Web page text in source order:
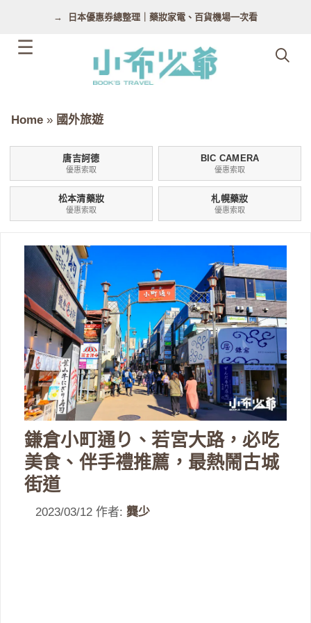
日本優惠券總整理｜藥妝家電、百貨機場一次看
Home » 國外旅遊
唐吉訶德
優惠索取
BIC CAMERA
優惠索取
松本清藥妝
優惠索取
札幌藥妝
優惠索取
鎌倉小町通り、若宮大路，必吃
美食、伴手禮推薦，最熱鬧古城
街道
2023/03/12 作者: 龔少